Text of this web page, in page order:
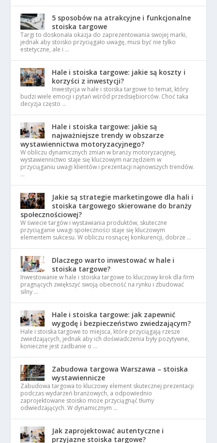
5 sposobów na atrakcyjne i funkcjonalne
stoiska targowe
Targi to doskonała okazja do zaprezentowania swojej marki,
jednak aby stoisko przyciągało uwagę, musi być nie tylko
estetyczne, ale i …
Hale i stoiska targowe: jakie są koszty i
korzyści z inwestycji?
Inwestycja w hale i stoiska targowe to temat, który
budzi wiele emocji i pytań wśród przedsiębiorców. Choć taka
decyzja często …
Hale i stoiska targowe: jakie są
najważniejsze trendy w obszarze
wystawiennictwa motoryzacyjnego?
W obliczu dynamicznych zmian w branży motoryzacyjnej,
wystawiennictwo staje się kluczowym narzędziem w
przyciąganiu uwagi klientów i prezentacji najnowszych trendów.
…
Jakie są strategie marketingowe dla hali i
stoiska targowego skierowane do branży
społecznościowej?
W świecie targów i wystawiania produktów, skuteczne
przyciąganie uwagi społeczności staje się kluczowym
elementem sukcesu. W obliczu rosnącej konkurencji, dobrze …
Dlaczego warto inwestować w hale i
stoiska targowe?
Inwestowanie w hale i stoiska targowe to kluczowy krok dla firm
pragnących zwiększyć swoją obecność na rynku i zbudować
silny …
Hale i stoiska targowe: jak zapewnić
wygodę i bezpieczeństwo zwiedzającym?
Hale i stoiska targowe to miejsca, które przyciągają rzesze
zwiedzających, jednak aby ich doświadczenia były pozytywne,
konieczne jest zadbanie o …
Zabudowa targowa Warszawa – stoiska
wystawiennicze
Zabudowa targowa to kluczowy element skutecznej prezentacji
podczas wydarzeń branżowych, a odpowiednio
zaprojektowane stoisko może przyciągnąć tłumy
odwiedzających. W dynamicznym …
Jak zaprojektować autentyczne i
przyjazne stoiska targowe?